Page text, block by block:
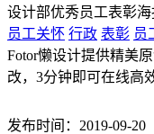
设计部优秀员工表彰海
员工关怀 行政 表彰 员
Fotor懒设计提供精美
改，3分钟即可在线高
发布时间：2019-09-20